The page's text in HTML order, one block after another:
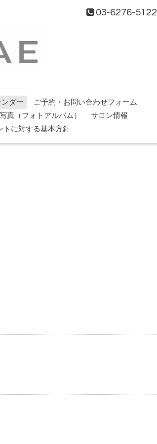
03-6276-5122
ンダー
ご予約・お問い合わせフォーム
写真（フォトアルバム）
サロン情報
トに対する基本方針